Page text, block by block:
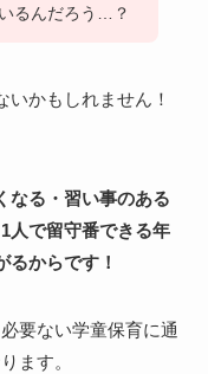
るんだろう…？
かもしれません！
なる・習い事のある
人で留守番できる年
るからです！
要ない学童保育に通
ます。